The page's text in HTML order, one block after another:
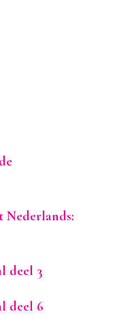
Nederlands:
deel 3
deel 6